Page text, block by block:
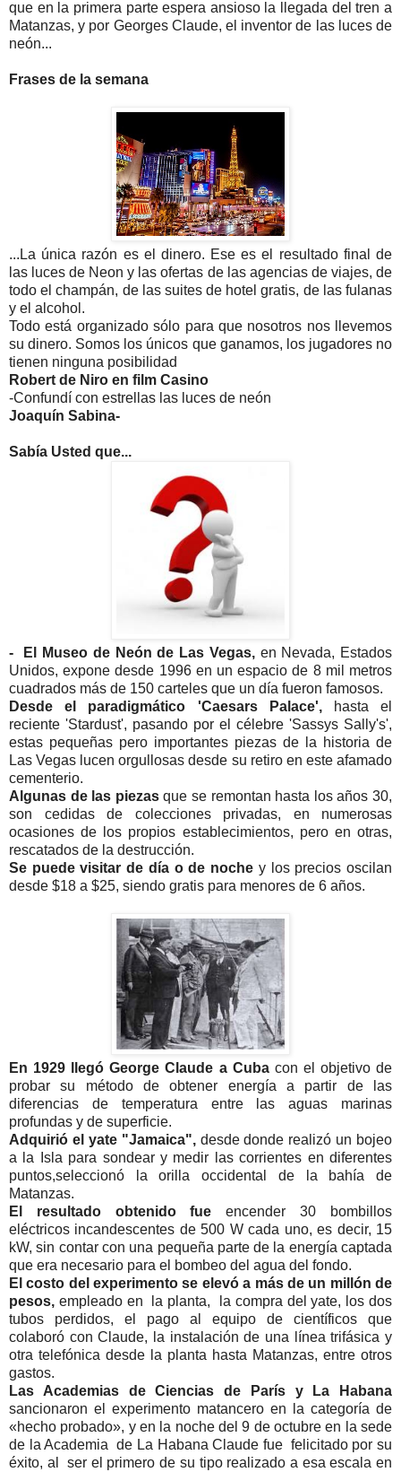
que en la primera parte espera ansioso la llegada del tren a
Matanzas, y por Georges Claude, el inventor de las luces de
neón...
Frases de la semana
...La única razón es el dinero. Ese es el resultado final de
las luces de Neon y las ofertas de las agencias de viajes, de
todo el champán, de las suites de hotel gratis, de las fulanas
y el alcohol.
Todo está organizado sólo para que nosotros nos llevemos
su dinero. Somos los únicos que ganamos, los jugadores no
tienen ninguna posibilidad
Robert de Niro en film Casino
-Confundí con estrellas las luces de neón
Joaquín Sabina-
Sabía Usted que...
- El Museo de Neón de Las Vegas, en Nevada, Estados
Unidos, expone desde 1996 en un espacio de 8 mil metros
cuadrados más de 150 carteles que un día fueron famosos.
Desde el paradigmático 'Caesars Palace',
hasta el
reciente 'Stardust', pasando por el célebre 'Sassys Sally's',
estas pequeñas pero importantes piezas de la historia de
Las Vegas lucen orgullosas desde su retiro en este afamado
cementerio.
Algunas de las piezasque se remontan hasta los años 30,
son cedidas de colecciones
privadas, en numerosas
ocasiones de los propios establecimientos, pero en otras,
rescatados de la destrucción.
Se puede visitar de día o de noche y los precios oscilan
desde $18 a $25, siendo gratis para menores de 6 años.
En 1929 llegó George Claude a Cubacon el objetivo de
probar su método de obtener energía a partir de las
diferencias de temperatura entre las aguas marinas
profundas y de superficie.
Adquirió el yate "Jamaica",desde donde realizó un bojeo
a la Isla para sondear y medir las corrientes en diferentes
puntos,seleccionó la orilla occidental de la bahía de
Matanzas.
El resultado obtenido fueencender 30 bombillos
eléctricos incandescentes de 500 W cada uno, es decir, 15
kW, sin contar con una pequeña parte de la energía captada
que era necesario para el bombeo del agua del fondo.
El costo del experimento se elevó a más de un millón de
pesos, empleado en la planta, la compra del yate, los dos
tubos perdidos, el pago al equipo de científicos que
colaboró con Claude, la instalación de una línea trifásica y
otra telefónica desde la planta hasta Matanzas, entre otros
gastos.
Las Academias de Ciencias de París y La Habana
sancionaron el experimento matancero en la categoría de
«hecho probado», y en la noche del 9 de octubre en la sede
de la Academia de La Habana Claude fue felicitado por su
éxito, al ser el primero de su tipo realizado a esa escala en